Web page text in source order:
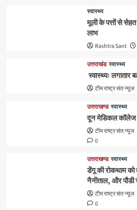
स्वास्थ्य
मूली के पत्तों से
लाभ
Rashtra Sant
उत्तराखंड स्वास्थ्य
स्वास्थ्यः लगातार
टीम राष्ट्र संत न्यूज
उत्तराखण्ड स्वास्थ्य
दून मेडिकल
टीम राष्ट्र संत न्यूज
0
उत्तराखण्ड स्वास्थ्य
डेंगू की रोकथाम को
नैनीताल, और
टीम राष्ट्र संत न्यूज
0